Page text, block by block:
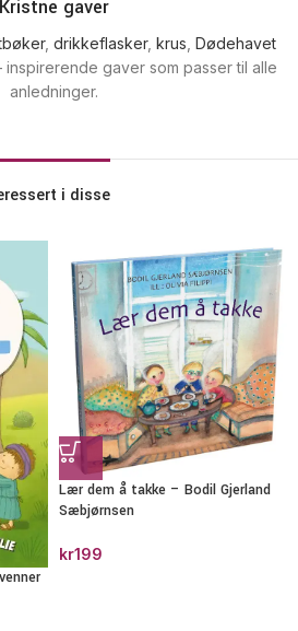
Kristne gaver
, drikkeflasker, krus Dødehavet
inspirerende gaver som passer til alle
anledninger.
i disse
Lær dem å takke – Bodil Gjerland
Sæbjørnsen
kr199